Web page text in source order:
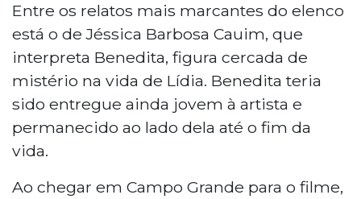
Entre os relatos mais marcantes do elenco
está o de Jéssica Barbosa Cauim, que
interpreta Benedita, figura cercada de
mistério na vida de Lídia. Benedita teria
sido entregue ainda jovem à artista e
permanecido ao lado dela até o fim da
vida.
Ao chegar em Campo Grande para o filme,